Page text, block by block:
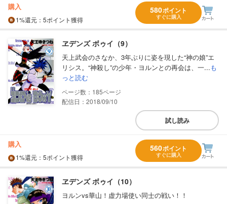
購入
1%還元 ：5ポイント獲得
580ポイント
すぐに購入
ヱデンズ ボゥイ（9）
天上武会のさなか、3年ぶりに姿を現した“神の娘”エ
リシス。“神殺し”の少年・ヨルンとの再会は、一...も
っと読む
185
配信日：2018/09/10
試し読み
購入
1%還元 ：5ポイント獲得
560ポイント
すぐに購入
ヱデンズ ボゥイ（10）
ヨルンvs華山！虚力場使い同士の戦い！！